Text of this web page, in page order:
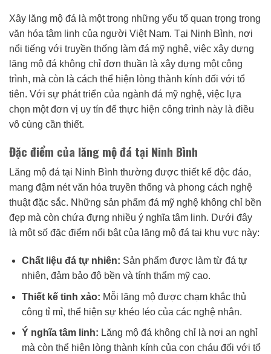
Xây lăng mộ đá là một trong những yếu tố quan trọng trong
văn hóa tâm linh của người Việt Nam. Tại Ninh Bình, nơi
nổi tiếng với truyền thống làm đá mỹ nghệ, việc xây dựng
lăng mộ đá không chỉ đơn thuần là xây dựng một công
trình, mà còn là cách thể hiện lòng thành kính đối với tổ
tiên. Với sự phát triển của ngành đá mỹ nghệ, việc lựa
chọn một đơn vị uy tín để thực hiện công trình này là điều
vô cùng cần thiết.
Đặc điểm của lăng mộ đá tại Ninh Bình
Lăng mộ đá tại Ninh Bình thường được thiết kế độc đáo,
mang đậm nét văn hóa truyền thống và phong cách nghệ
thuật đặc sắc. Những sản phẩm đá mỹ nghệ không chỉ bền
đẹp mà còn chứa đựng nhiều ý nghĩa tâm linh. Dưới đây
là một số đặc điểm nổi bật của lăng mộ đá tại khu vực này:
Chất liệu đá tự nhiên: Sản phẩm được làm từ đá tự
nhiên, đảm bảo độ bền và tính thẩm mỹ cao.
Thiết kế tinh xảo: Mỗi lăng mộ được chạm khắc thủ
công tỉ mỉ, thể hiện sự khéo léo của các nghệ nhân.
Ý nghĩa tâm linh: Lăng mộ đá không chỉ là nơi an nghỉ
mà còn thể hiện lòng thành kính của con cháu đối với tổ